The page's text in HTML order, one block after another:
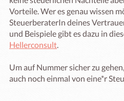
Vorteile. Wer es genau wissen
SteuerberaterIn deines
und Beispiele gibt es dazu in
Hellerconsult.
Um auf Nummer sicher zu
auch noch einmal von eine*r